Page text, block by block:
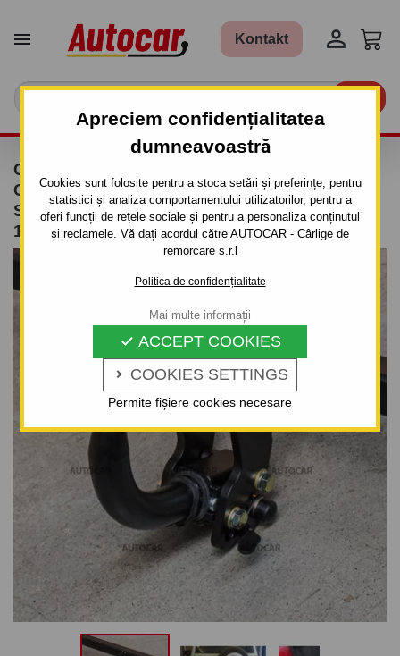
Apreciem confidențialitatea
dumneavoastră
Cookies sunt folosite pentru a stoca setări și preferințe, pentru
statistici și analiza comportamentului utilizatorilor, pentru a
oferi funcții de rețele sociale și pentru a personaliza conținutul
și reclamele. Vă dați acordul către AUTOCAR - Cârlige de
remorcare s.r.l
Politica de confidențialitate
 COOKIES SETTINGS
 ACCEPT COOKIES
Permite fișiere cookies necesare
Mai multe informații
 Kontakt 
CÂRLIG DE REMORCARE PENTRU SUZUKI
GRAND VITARA - 5 UŞI, XL - 7, (FT, GT) -
SISTEM DEMONTABIL AUTOMAT - DIN
1998/09 PÂNĂ 2005